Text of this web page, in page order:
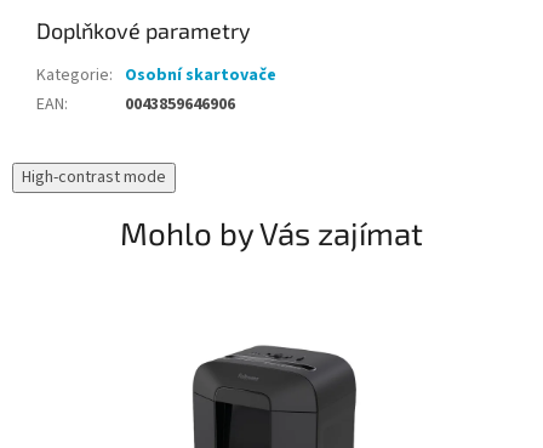
Doplňkové parametry
Kategorie: Osobní skartovače
EAN: 0043859646906
High-contrast mode
Mohlo by Vás zajímat